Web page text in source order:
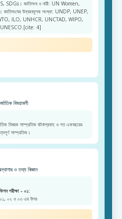
SDGs। জাতিসংঘ ও নারী: UN Women,
জাতিসংঘের উন্নয়নমূলক সংস্থা: UNDP, UNEP,
ILO, UNHCR, UNCTAD, WIPO,
4]
বিষয়াবলী
বিষয়ক সাম্প্রতিক ঘটনাপ্রবাহ ও গত একবছরের
সাম্প্রতিক।
ও তথ্য বিজ্ঞান
পরীক্ষা - ০১:
০১, ০২ ও ০৩ এর উপর